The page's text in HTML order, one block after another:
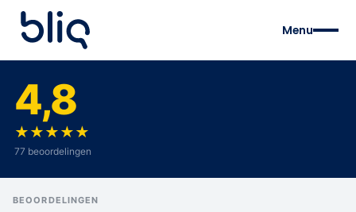
Menu
4,8
★★★★★
77 beoordelingen
BEOORDELINGEN